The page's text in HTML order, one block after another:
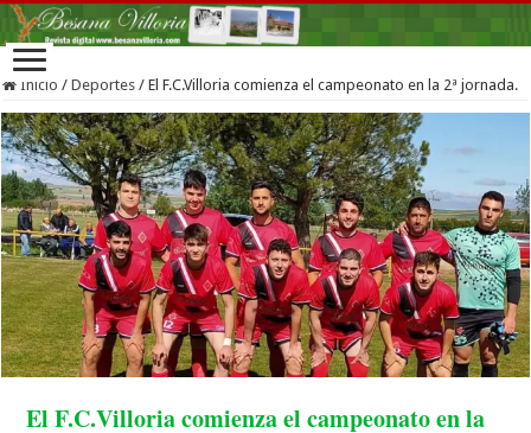
Inicio / Deportes / El F.C.Villoria comienza el campeonato en la 2ª jornada.
El F.C.Villoria comienza el campeonato en la